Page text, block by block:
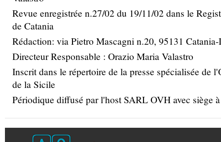
de la Sicile
Périodique diffusé par l'host SARL OVH avec siège